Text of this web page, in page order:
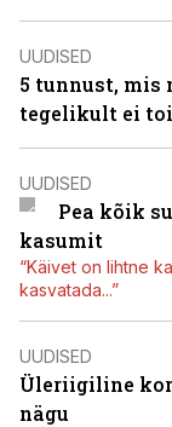
UUDISED
5 tunnust, mis
tegelikult ei
UUDISED
Pea kõik
kasumit
“Käivet on lihtne
kasvatada...”
UUDISED
Üleriigiline
nägu